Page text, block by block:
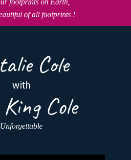
footprints on Earth,
of all footprints !
Cole
with
Cole
Unforgettable